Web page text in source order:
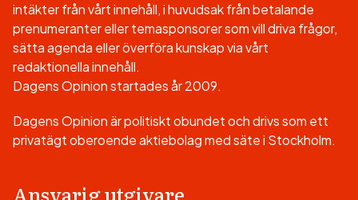
intäkter från vårt innehåll, i huvudsak från betalande
prenumeranter eller temasponsorer som vill driva frågor,
sätta agenda eller överföra kunskap via vårt
redaktionella innehåll.
Dagens Opinion startades år 2009.
Dagens Opinion är politiskt obundet och drivs som ett
privatägt oberoende aktiebolag med säte i Stockholm.
Ansvarig utgivare